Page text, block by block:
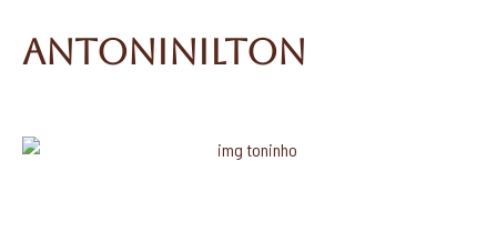
ANTONINILTON